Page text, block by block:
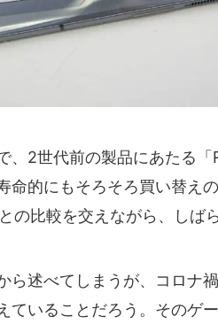
、2世代前の製品にあたる
命的にもそろそろ買い替え
の比較を交えながら、しば
ら述べてしまうが、コロナ
ていることだろう。そのゲ